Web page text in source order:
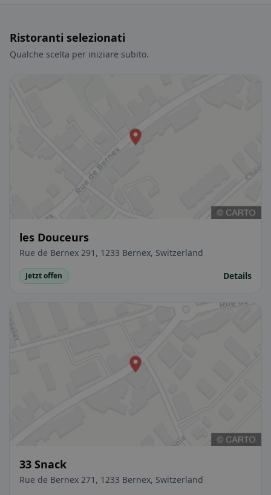
Ristoranti selezionati
Qualche scelta per iniziare subito.
les Douceurs
Rue de Bernex 291, 1233 Bernex, Switzerland
Jetzt offen Details
33 Snack
Rue de Bernex 271, 1233 Bernex, Switzerland